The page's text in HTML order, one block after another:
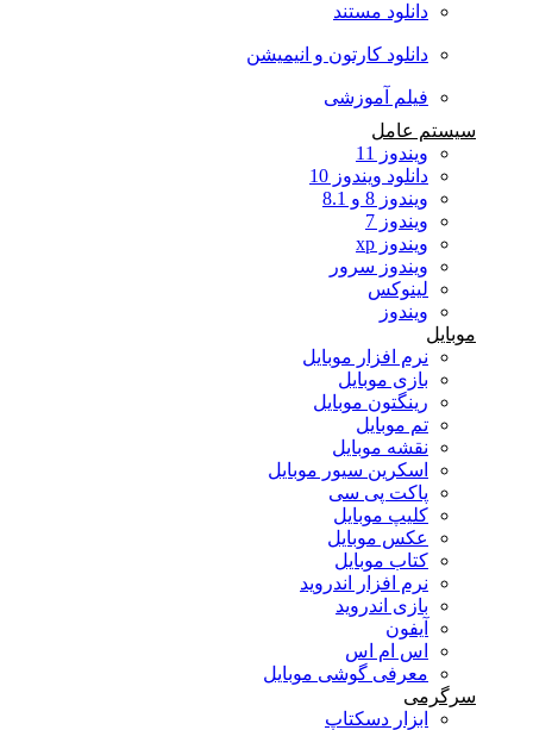
دانلود مستند
دانلود کارتون و انیمیشن
فیلم آموزشی
سیستم عامل
ویندوز 11
دانلود ویندوز 10
ویندوز 8 و 8.1
ویندوز 7
ویندوز xp
ویندوز سرور
لینوکس
ویندوز
موبایل
نرم افزار موبایل
بازی موبایل
رینگتون موبایل
تم موبایل
نقشه موبایل
اسکرین سیور موبایل
پاکت پی سی
کلیپ موبایل
عکس موبایل
کتاب موبایل
نرم افزار اندروید
بازی اندروید
آیفون
اس ام اس
معرفی گوشی موبایل
سرگرمی
ابزار دسکتاپ